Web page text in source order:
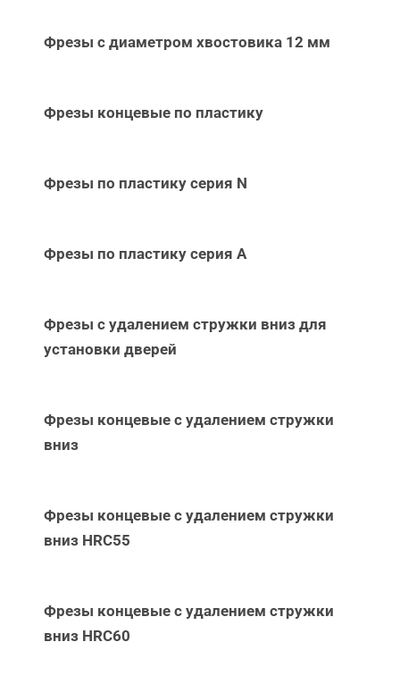
Фрезы с диаметром хвостовика 12 мм
Фрезы концевые по пластику
Фрезы по пластику серия N
Фрезы по пластику серия А
Фрезы с удалением стружки вниз для
установки дверей
Фрезы концевые с удалением стружки
вниз
Фрезы концевые с удалением стружки
вниз НRC55
Фрезы концевые с удалением стружки
вниз НRC60